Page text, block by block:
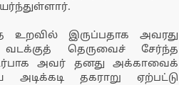
உறவில் இருப்பதாக அவரது
தெருவைச் சேர்ந்த
அவர் தனது அக்காவைக்
தகராறு ஏற்பட்டு